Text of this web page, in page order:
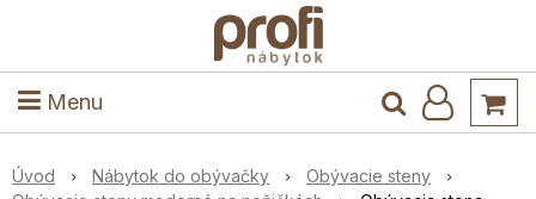
Menu
Kuchyňa a jedáleň
Úvod Nábytok do obývačky
Obývacie steny